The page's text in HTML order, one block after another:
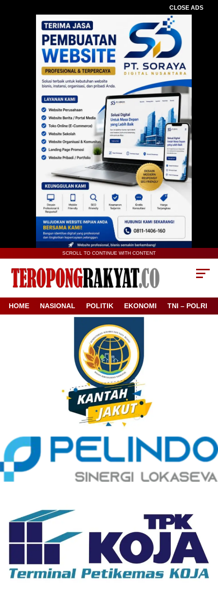
CLOSE ADS
SCROLL TO CONTINUE WITH CONTENT
HOME NASIONAL POLITIK EKONOMI TNI – POLRI